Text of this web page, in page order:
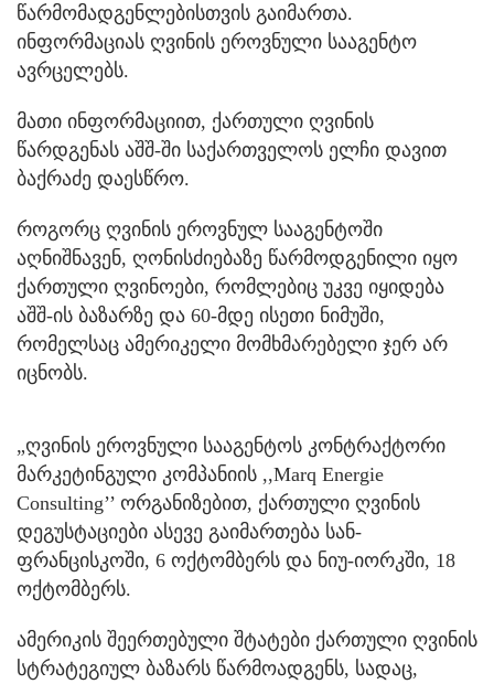
წარმომადგენლებისთვის გაიმართა.
ინფორმაციას ღვინის ეროვნული სააგენტო
ავრცელებს.
მათი ინფორმაციით, ქართული ღვინის
წარდგენას აშშ-ში საქართველოს ელჩი დავით
ბაქრაძე დაესწრო.
როგორც ღვინის ეროვნულ სააგენტოში
აღნიშნავენ, ღონისძიებაზე წარმოდგენილი იყო
ქართული ღვინოები, რომლებიც უკვე იყიდება
აშშ-ის ბაზარზე და 60-მდე ისეთი ნიმუში,
რომელსაც ამერიკელი მომხმარებელი ჯერ არ
იცნობს.
„ღვინის ეროვნული სააგენტოს კონტრაქტორი
მარკეტინგული კომპანიის ,,Marq Energie
Consulting’’ ორგანიზებით, ქართული ღვინის
დეგუსტაციები ასევე გაიმართება სან-
ფრანცისკოში, 6 ოქტომბერს და ნიუ-იორკში, 18
ოქტომბერს.
ამერიკის შეერთებული შტატები ქართული ღვინის
სტრატეგიულ ბაზარს წარმოადგენს, სადაც,